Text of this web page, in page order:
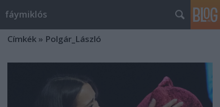
fáymiklós
Címkék » Polgár_László